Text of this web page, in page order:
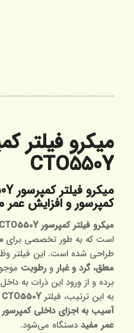
میکرو فیلتر
CTO550Y
کمپرسور و افزایش عمر
میکرو فیلتر کمپرسور CTO550Y
است که به طور تخصصی برای
طراحی شده است. این فیلتر
معلق، گرد و غبار و رطوبت
برده و از ورود این ذرات به
به این ترتیب، فیلترCTO550Y
آسیب به اجزای داخلی کمپرسور
عمر مفیددستگاه می‌شود.